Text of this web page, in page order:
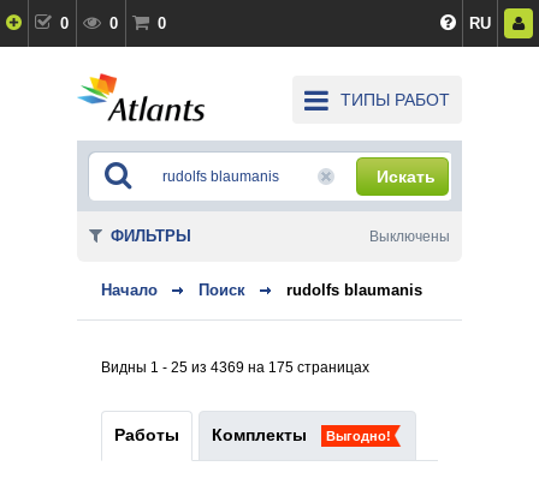
0 0 0 RU
ТИПЫ РАБОТ
Искать
Начало Поиск rudolfs blaumanis
Видны 1 - 25 из 4369 на 175 страницах
Работы Комплекты Выгодно!
ФИЛЬТРЫ Выключены